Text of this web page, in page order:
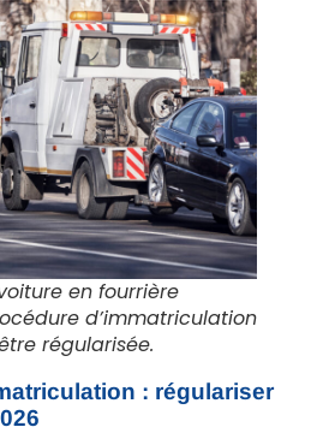
en fourrière
d’immatriculation
régularisée.
: régulariser